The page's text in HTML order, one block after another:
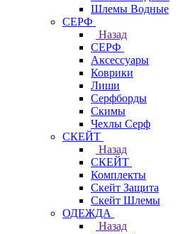
Шлемы Водные
СЕРФ
Назад
СЕРФ
Аксессуары
Коврики
Лиши
Серфборды
Скимы
Чехлы Cерф
СКЕЙТ
Назад
СКЕЙТ
Комплекты
Скейт Защита
Скейт Шлемы
ОДЕЖДА
Назад